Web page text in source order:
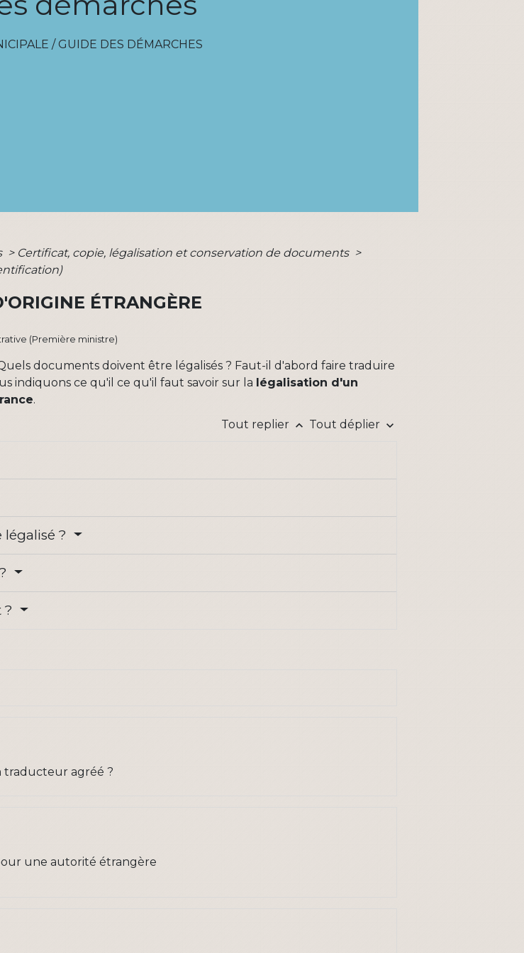
/ GUIDE DES DÉMARCHES
> Certificat, copie, légalisation et conservation de documents >
ÉTRANGÈRE
(Première ministre)
documents doivent être légalisés ? Faut-il d'abord faire traduire
indiquons ce qu'il ce qu'il faut savoir sur la légalisation d'un
.
Tout replier keyboard_arrow_up Tout déplier keyboard_arrow_down
?
?
agréé ?
une autorité étrangère